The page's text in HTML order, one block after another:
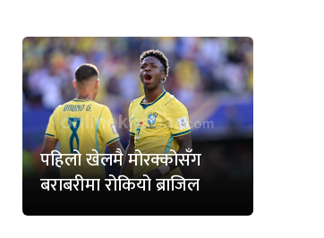
पहिलो खेलमै मोरक्कोसँग
बराबरीमा रोकियो ब्राजिल